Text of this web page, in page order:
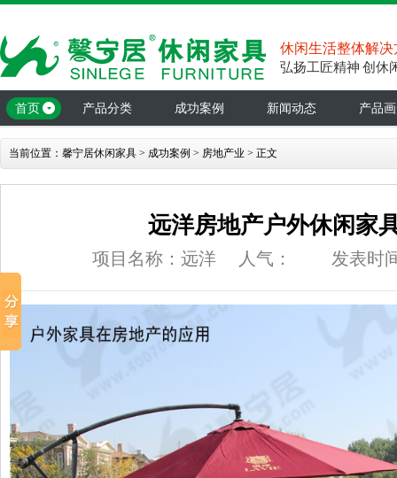
休闲生活整体解决
弘扬工匠精神 创休
首页 产品分类 成功案例 新闻动态 产品
当前位置： 馨宁居休闲家具 > 成功案例 > 房地产业 > 正文
远洋房地产户外休闲家
项目名称：远洋 人气： 发表时